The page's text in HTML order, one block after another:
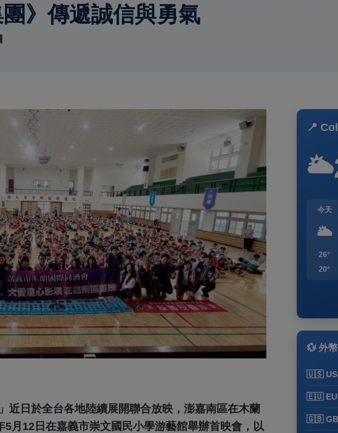
》傳遞誠信與勇氣
近日於全台各地陸續展開聯合放映，澎嘉南區在木蘭
月12日在嘉義市崇文國民小學游藝館舉辦首映會，以
📍
🌥️
今天
🌥️
26°
20°
💱 外
🇺🇸
🇪🇺
🇬🇧